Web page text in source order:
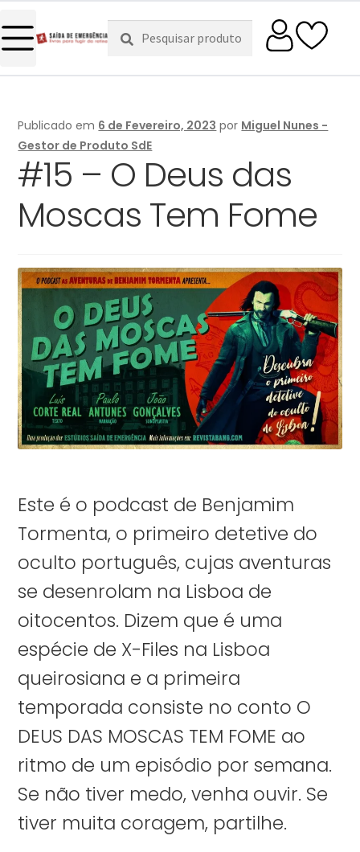
Pesquisar
por:
Pesquisa
Publicado em 6 de Fevereiro, 2023 por Miguel Nunes -
Gestor de Produto SdE
#15 – O Deus das
Moscas Tem Fome
Este é o podcast de Benjamim
Tormenta, o primeiro detetive do
oculto português, cujas aventuras
se desenrolam na Lisboa de
oitocentos. Dizem que é uma
espécie de X-Files na Lisboa
queirosiana e a primeira
temporada consiste no conto O
DEUS DAS MOSCAS TEM FOME ao
ritmo de um episódio por semana.
Se não tiver medo, venha ouvir. Se
tiver muita coragem, partilhe.